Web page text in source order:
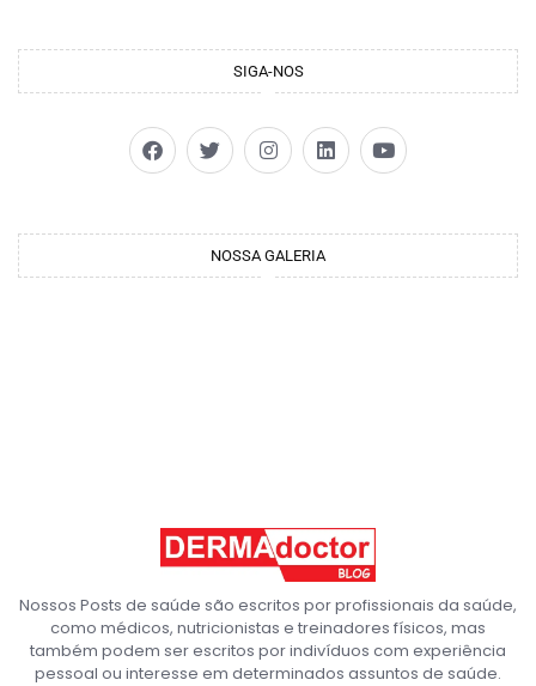
SIGA-NOS
NOSSA GALERIA
Nossos Posts de saúde são escritos por profissionais da saúde,
como médicos, nutricionistas e treinadores físicos, mas
também podem ser escritos por indivíduos com experiência
pessoal ou interesse em determinados assuntos de saúde.